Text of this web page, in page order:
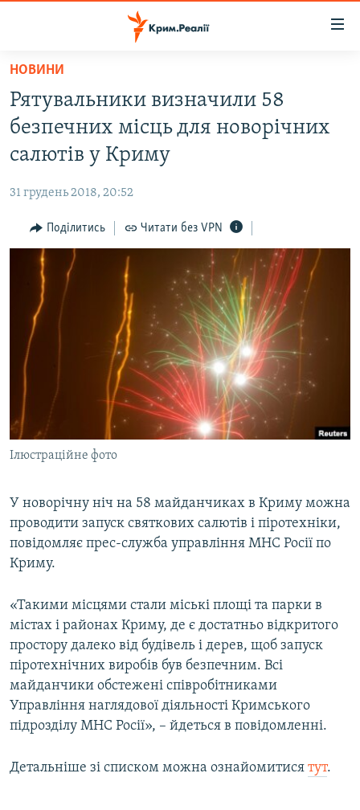
Перейти
основного
матеріалу
до
основної
навігації
Перейти
до
пошуку
ВОДА.КРИМ
ВІДЕО ТА ФОТО
БЛОГИ
ПОГЛЯД
ІНТЕРВ'Ю
ВСЕ ЗА ДЕНЬ
СПЕЦПРОЕКТИ
ДЕПОРТАЦІЯ
ВІДЕОУРОКИ «ELIFBE»
СВІДЧЕННЯ ОКУПАЦІЇ
УКРАЇНСЬКА ПРОБЛЕМА КРИМУ
ІНФОГРАФІКА
ЯК ОБІЙТИ БЛОКУВАННЯ
Русский
Qırımtatar
ДОЛУЧАЙСЯ!
Усі сайти RFE/RL
НОВИНИ
Рятувальники визначили 58
безпечних місць для новорічних
салютів у Криму
31 грудень 2018, 20:52
Поділитись Читати без VPN
Ілюстраційне фото
У новорічну ніч на 58 майданчиках в Криму можна
проводити запуск святкових салютів і піротехніки,
повідомляє прес-служба управління МНС Росії по
Криму.
«Такими місцями стали міські площі та парки в
містах і районах Криму, де є достатньо відкритого
простору далеко від будівель і дерев, щоб запуск
піротехнічних виробів був безпечним. Всі
майданчики обстежені співробітниками
Управління наглядової діяльності Кримського
підрозділу МНС Росії», – йдеться в повідомленні.
Детальніше зі списком можна ознайомитися тут.